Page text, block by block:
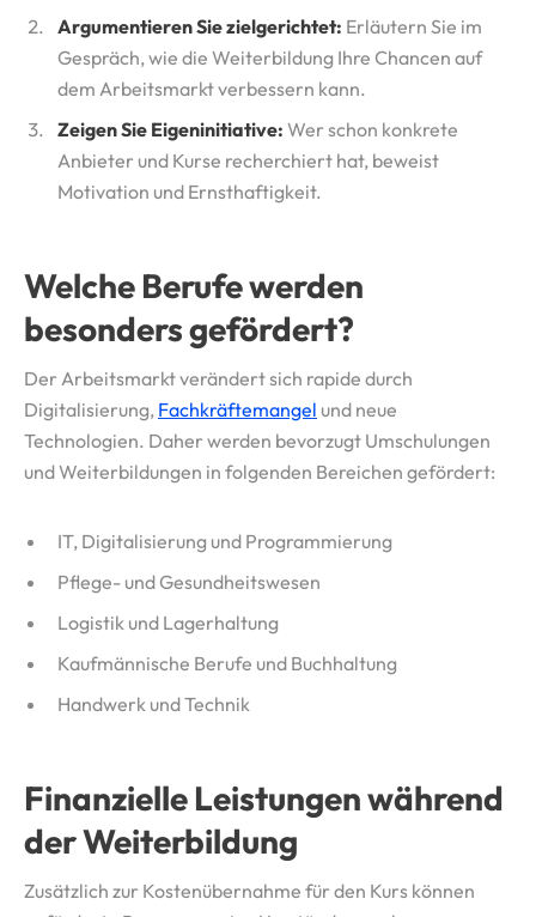
Argumentieren Sie zielgerichtet: Erläutern Sie im
Gespräch, wie die Weiterbildung Ihre Chancen auf
dem Arbeitsmarkt verbessern kann.
Zeigen Sie Eigeninitiative: Wer schon konkrete
Anbieter und Kurse recherchiert hat, beweist
Motivation und Ernsthaftigkeit.
Welche Berufe werden
besonders gefördert?
Der Arbeitsmarkt verändert sich rapide durch
Digitalisierung, Fachkräftemangel und neue
Technologien. Daher werden bevorzugt Umschulungen
und Weiterbildungen in folgenden Bereichen gefördert:
IT, Digitalisierung und Programmierung
Pflege- und Gesundheitswesen
Logistik und Lagerhaltung
Kaufmännische Berufe und Buchhaltung
Handwerk und Technik
Finanzielle Leistungen während
der Weiterbildung
Zusätzlich zur Kostenübernahme für den Kurs können